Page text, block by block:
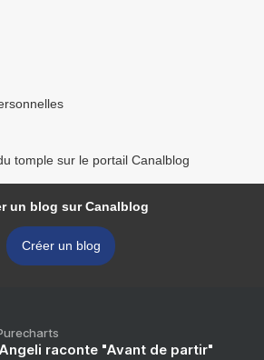
tomple sur le portail Canalblog
un blog sur Canalblog
Créer un blog
raconte "Avant de partir"